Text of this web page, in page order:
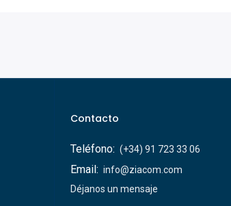
Contacto
Teléfono: (+34) 91 723 33 06
Email: info@ziacom.com
Déjanos un mensaje